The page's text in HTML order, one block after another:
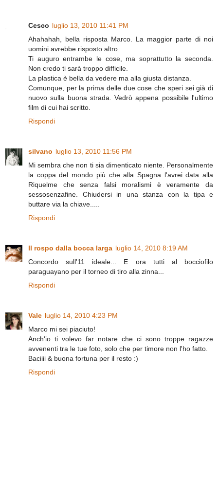
Cesco luglio 13, 2010 11:41 PM
Ahahahah, bella risposta Marco. La maggior parte di noi
uomini avrebbe risposto altro.
Ti auguro entrambe le cose, ma soprattutto la seconda.
Non credo ti sarà troppo difficile.
La plastica è bella da vedere ma alla giusta distanza.
Comunque, per la prima delle due cose che speri sei già di
nuovo sulla buona strada. Vedrò appena possibile l'ultimo
film di cui hai scritto.
Rispondi
silvano luglio 13, 2010 11:56 PM
Mi sembra che non ti sia dimenticato niente. Personalmente
la coppa del mondo più che alla Spagna l'avrei data alla
Riquelme che senza falsi moralismi è veramente da
sessosenzafine. Chiudersi in una stanza con la tipa e
buttare via la chiave.....
Rispondi
Il rospo dalla bocca larga luglio 14, 2010 8:19 AM
Concordo sull'11 ideale... E ora tutti al bocciofilo
paraguayano per il torneo di tiro alla zinna...
Rispondi
Vale luglio 14, 2010 4:23 PM
Marco mi sei piaciuto!
Anch'io ti volevo far notare che ci sono troppe ragazze
avvenenti tra le tue foto, solo che per timore non l'ho fatto.
Baciiii & buona fortuna per il resto :)
Rispondi